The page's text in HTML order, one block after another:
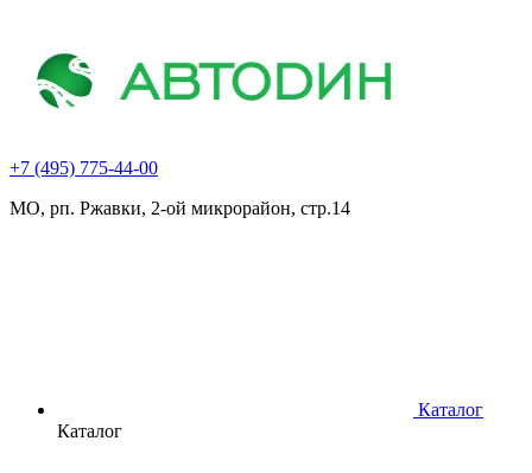
+7 (495) 775-44-00
МО, рп. Ржавки, 2-ой микрорайон, стр.14
Каталог
Каталог